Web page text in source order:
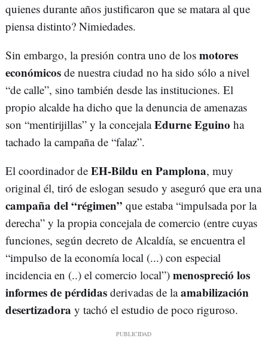
quienes durante años justificaron que se matara al que
piensa distinto? Nimiedades.
Sin embargo, la presión contra uno de los motores
económicos de nuestra ciudad no ha sido sólo a nivel
“de calle”, sino también desde las instituciones. El
propio alcalde ha dicho que la denuncia de amenazas
son “mentirijillas” y la concejalaEdurne Eguino ha
tachado la campaña de “falaz”.
El coordinador de EH-Bildu en Pamplona, muy
original él, tiró de eslogan sesudo y aseguró que era una
campaña del “régimen” que estaba “impulsada por la
derecha” y la propia concejala de comercio (entre cuyas
funciones, según decreto de Alcaldía, se encuentra el
“impulso de la economía local (...) con especial
incidencia en (..) el comercio local”) menospreció los
informes de pérdidas derivadas de laamabilización
desertizadora y tachó el estudio de poco riguroso.